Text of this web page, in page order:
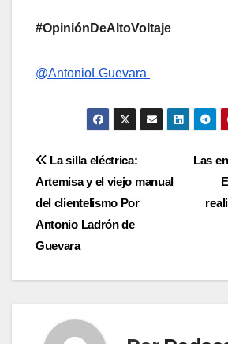
#OpiniónDeAltoVoltaje
@AntonioLGuevara
Navegación
de
entradas
Las
La silla eléctrica:
Artemisa y el viejo manual
del clientelismo Por
Antonio Ladrón de
Guevara